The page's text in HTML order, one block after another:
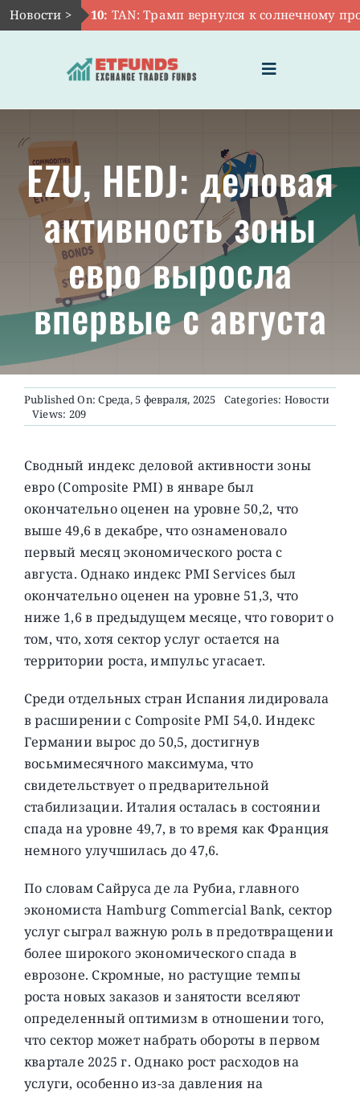
Skip
to
Новости >
Авг 10:TAN: Трамп вернулся к солнечному
Toggle
Navigation
ГЛАВНАЯ
ЧТО ТАКОЕ ETF
ИНВЕСТИЦИИ В ETF
ТЕМАТИЧЕСКИЕ ETF
АКТУАЛЬНЫЕ
О ПРОЕКТЕ
EZU, HEDJ: деловая
активность зоны
евро выросла
впервые с августа
Published On: Среда, 5 февраля, 2025 Categories: Новости
Views: 209
Сводный индекс деловой активности зоны
евро (Composite PMI) в январе был
окончательно оценен на уровне 50,2, что
выше 49,6 в декабре, что ознаменовало
первый месяц экономического роста с
августа. Однако индекс PMI Services был
окончательно оценен на уровне 51,3, что
ниже 1,6 в предыдущем месяце, что говорит о
том, что, хотя сектор услуг остается на
территории роста, импульс угасает.
Среди отдельных стран Испания лидировала
в расширении с Composite PMI 54,0. Индекс
Германии вырос до 50,5, достигнув
восьмимесячного максимума, что
свидетельствует о предварительной
стабилизации. Италия осталась в состоянии
спада на уровне 49,7, в то время как Франция
немного улучшилась до 47,6.
По словам Сайруса де ла Рубиа, главного
экономиста Hamburg Commercial Bank, сектор
услуг сыграл важную роль в предотвращении
более широкого экономического спада в
еврозоне. Скромные, но растущие темпы
роста новых заказов и занятости вселяют
определенный оптимизм в отношении того,
что сектор может набрать обороты в первом
квартале 2025 г. Однако рост расходов на
услуги, особенно из-за давления на